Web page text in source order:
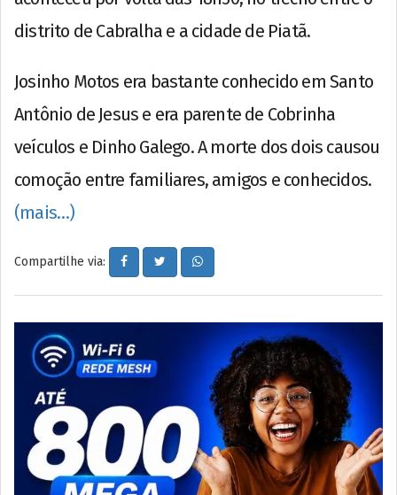
distrito de Cabralha e a cidade de Piatã.
Josinho Motos era bastante conhecido em Santo
Antônio de Jesus e era parente de Cobrinha
veículos e Dinho Galego. A morte dos dois causou
comoção entre familiares, amigos e conhecidos.
(mais…)
Compartilhe via: